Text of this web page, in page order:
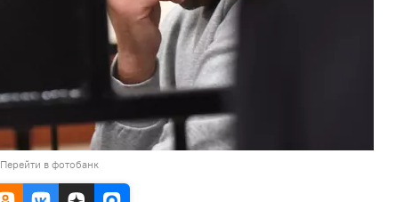
Перейти в фотобанк